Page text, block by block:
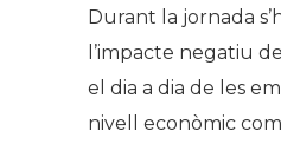
Durant la jornada
l’impacte negatiu
el dia a dia de les
nivell econòmic